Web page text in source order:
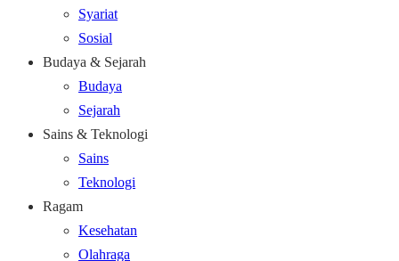
Syariat
Sosial
Budaya & Sejarah
Budaya
Sejarah
Sains & Teknologi
Sains
Teknologi
Ragam
Kesehatan
Olahraga